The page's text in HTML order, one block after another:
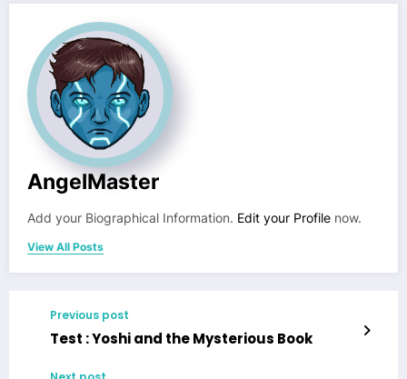
AngelMaster
Add your Biographical Information. Edit your Profile now.
View All Posts
Previous post
Test : Yoshi and the Mysterious Book